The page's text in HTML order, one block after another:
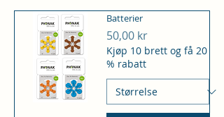
Batterier
Pris
50,00 kr
Kjøp 10 brett og få 20
% rabatt